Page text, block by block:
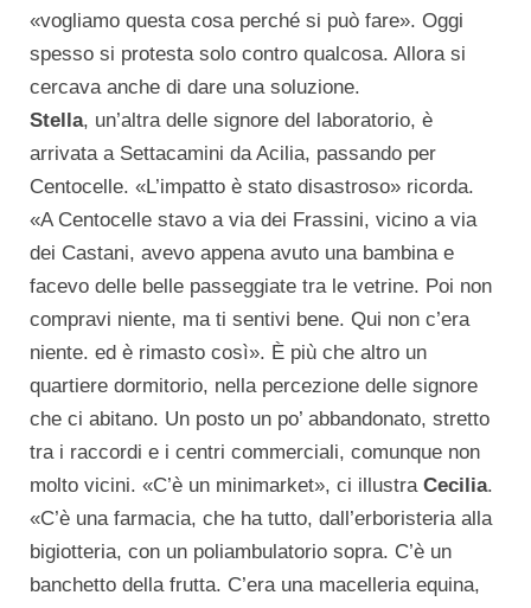
«vogliamo questa cosa perché si può fare». Oggi
spesso si protesta solo contro qualcosa. Allora si
cercava anche di dare una soluzione.
Stella, un’altra delle signore del laboratorio, è
arrivata a Settacamini da Acilia, passando per
Centocelle. «L’impatto è stato disastroso» ricorda.
«A Centocelle stavo a via dei Frassini, vicino a via
dei Castani, avevo appena avuto una bambina e
facevo delle belle passeggiate tra le vetrine. Poi non
compravi niente, ma ti sentivi bene. Qui non c’era
niente. ed è rimasto così». È più che altro un
quartiere dormitorio, nella percezione delle signore
che ci abitano. Un posto un po’ abbandonato, stretto
tra i raccordi e i centri commerciali, comunque non
molto vicini. «C’è un minimarket», ci illustra Cecilia.
«C’è una farmacia, che ha tutto, dall’erboristeria alla
bigiotteria, con un poliambulatorio sopra. C’è un
banchetto della frutta. C’era una macelleria equina,